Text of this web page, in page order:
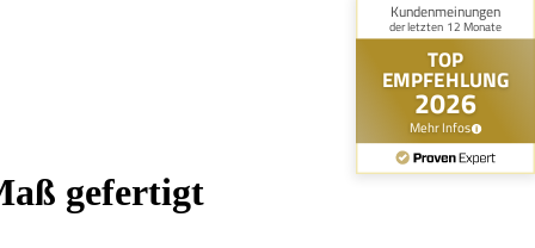
gefertigt